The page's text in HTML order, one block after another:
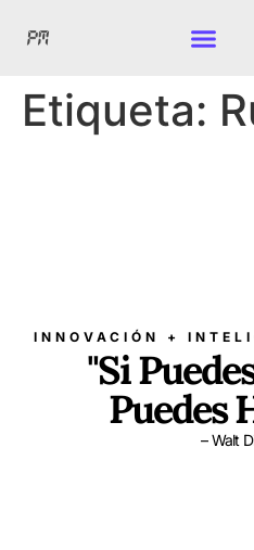
Etiqueta:
INNOVACIÓN +
"Si
Puedes
– Walt